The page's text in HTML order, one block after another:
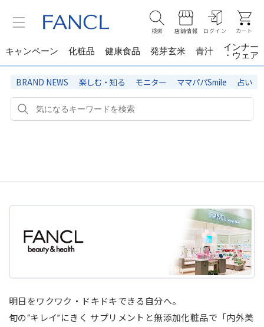
検索 店舗情報 ログイン カート
キャンペーン 化粧品 健康食品 発芽玄米 青汁
インナー
・ウェア
BRAND NEWS 楽しむ・知る モニター ママパパSmile 占い
明日をワクワク・ドキドキできる自分へ。
旬の“キレイ”にきく サプリメントと無添加化粧品で「内外美